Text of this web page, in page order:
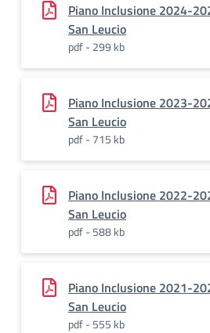
Piano Inclusione 2024-
San Leucio
pdf - 299 kb
Piano Inclusione 2023-
San Leucio
pdf - 715 kb
Piano Inclusione 2022-
San Leucio
pdf - 588 kb
Piano Inclusione 2021-
San Leucio
pdf - 555 kb